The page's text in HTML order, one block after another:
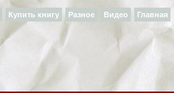
Главная
Видео
Разное
Купить книгу